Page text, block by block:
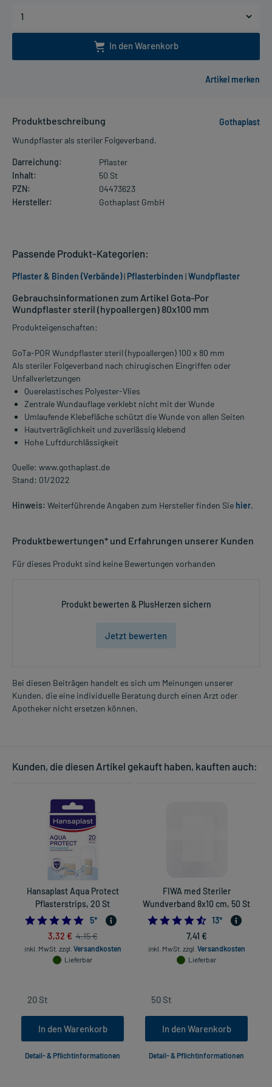
In den Warenkorb
Produktbeschreibung
Gothaplast
Wundpflaster als steriler Folgeverband.
Darreichung:
Pflaster
Inhalt:
50 St
PZN:
04473623
Hersteller:
Gothaplast GmbH
Gebrauchsinformationen zum Artikel Gota-Por
Wundpflaster steril (hypoallergen) 80x100 mm
Produkteigenschaften:
GoTa-POR Wundpflaster steril (hypoallergen) 100 x 80 mm
Als steriler Folgeverband nach chirugischen Eingriffen oder
Unfallverletzungen
Querelastisches Polyester-Vlies
Zentrale Wundauflage verklebt nicht mit der Wunde
Umlaufende Klebefläche schützt die Wunde von allen Seiten
Hautverträglichkeit und zuverlässig klebend
Hohe Luftdurchlässigkeit
Quelle: www.gothaplast.de
Stand: 01/2022
Hinweis: Weiterführende Angaben zum Hersteller finden Sie hier.
Produktbewertungen* und Erfahrungen unserer Kunden
Für dieses Produkt sind keine Bewertungen vorhanden
Produkt bewerten & PlusHerzen sichern
Jetzt bewerten
Bei diesen Beiträgen handelt es sich um Meinungen unserer
Kunden, die eine individuelle Beratung durch einen Arzt oder
Apotheker nicht ersetzen können.
Kunden, die diesen Artikel gekauft haben, kauften auch:
Hansaplast Aqua Protect
Pflasterstrips, 20 St
5.0
5*
3,32 € 4,15 €
inkl. MwSt. zzgl. Versandkosten
Lieferbar
In den Warenkorb
Detail- & Pflichtinformationen
FIWA med Steriler
Wundverband 8x10 cm, 50 St
13*
7,41 €
inkl. MwSt. zzgl. Versandkosten
Lieferbar
In den Warenkorb
Detail- & Pflichtinformationen
Passende Produkt-Kategorien:
Pflaster & Binden (Verbände)| Pflasterbinden |Wundpflaster